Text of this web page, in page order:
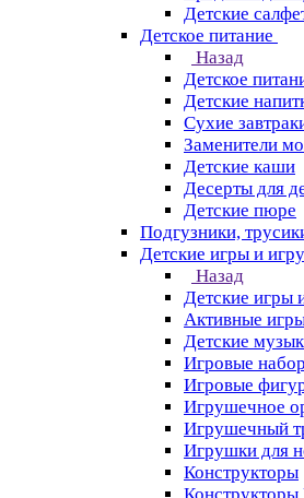
Детские
Детское питание
Назад
Детское
Детские
Сухие
Заменители
Детские каши
Десерты для
Детские пюре
Подгузники,
Детские игры и
Назад
Детские игры
Активные
Детские
Игровые
Игровые
Игрушечное
Игрушечный
Игрушки для
Конструкторы